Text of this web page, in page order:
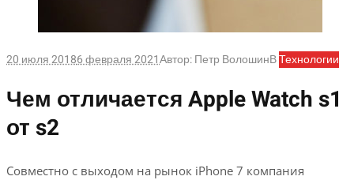
20 июля 20186 февраля 2021Автор:Петр ВолошинВТехнологии
Чем отличается Apple Watch s1
от s2
Совместно с выходом на рынок iPhone 7 компания